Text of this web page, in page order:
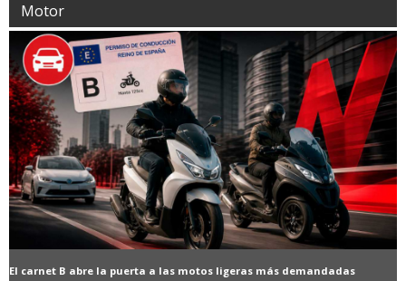
Motor
El carnet B abre la puerta a las motos ligeras más demandadas